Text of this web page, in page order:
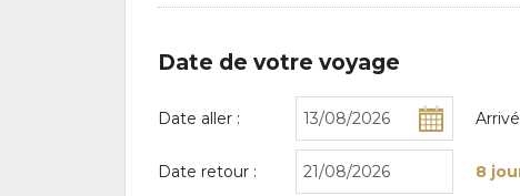
Date de votre voyage
Date aller :
Date retour : 8